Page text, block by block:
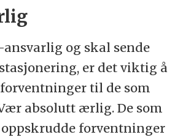
ansvarlig og skal sende
er det viktig å
til de som
absolutt ærlig. De som
forventninger